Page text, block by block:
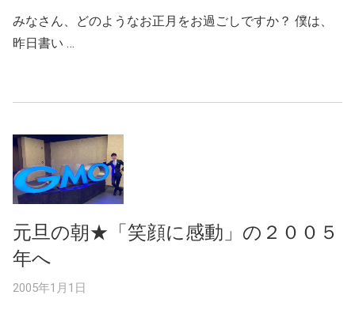
みなさん、どのようなお正月をお過ごしですか？ 僕は、
昨日書い …
元旦の朝★「笑顔に感動」の２００５
年へ
2005年1月1日